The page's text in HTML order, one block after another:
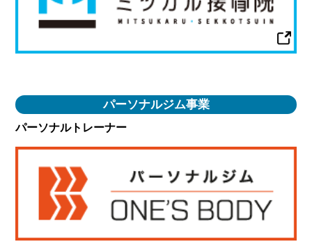
パーソナルジム事業
パーソナルトレーナー